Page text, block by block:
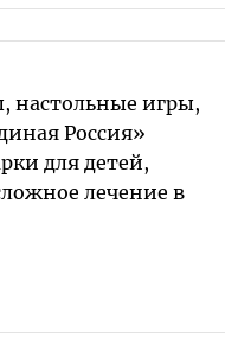
настольные игры,
Россия»
для детей,
лечение в